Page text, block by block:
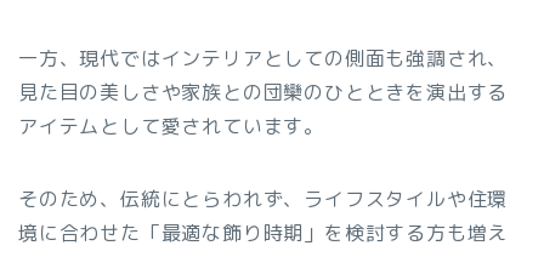
一方、現代ではインテリアとしての側面も強調され、
見た目の美しさや家族との団欒のひとときを演出する
アイテムとして愛されています。
そのため、伝統にとらわれず、ライフスタイルや住環
境に合わせた「最適な飾り時期」を検討する方も増え